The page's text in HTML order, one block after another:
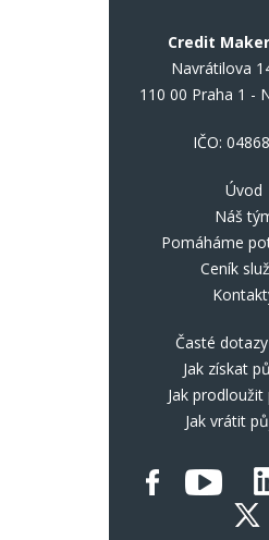
Credit
Navrátilova
110 00 Praha 1 -
IČO:
Úvod
Náš
Pomáháme
Ceník
Časté
Jak získat
Jak prodloužit
Jak vrátit